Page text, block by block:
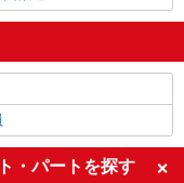
・パートを探す